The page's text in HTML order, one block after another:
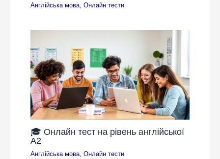
Англійська мова ,Онлайн тести
🎓 Онлайн тест на рівень англійської
A2
Англійська мова,Онлайн тести